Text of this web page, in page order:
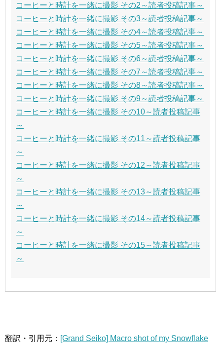
コーヒーと時計を一緒に撮影 その2～読者投稿記事～
コーヒーと時計を一緒に撮影 その3～読者投稿記事～
コーヒーと時計を一緒に撮影 その4～読者投稿記事～
コーヒーと時計を一緒に撮影 その5～読者投稿記事～
コーヒーと時計を一緒に撮影 その6～読者投稿記事～
コーヒーと時計を一緒に撮影 その7～読者投稿記事～
コーヒーと時計を一緒に撮影 その8～読者投稿記事～
コーヒーと時計を一緒に撮影 その9～読者投稿記事～
コーヒーと時計を一緒に撮影 その10～読者投稿記事
～
コーヒーと時計を一緒に撮影 その11～読者投稿記事
～
コーヒーと時計を一緒に撮影 その12～読者投稿記事
～
コーヒーと時計を一緒に撮影 その13～読者投稿記事
～
コーヒーと時計を一緒に撮影 その14～読者投稿記事
～
コーヒーと時計を一緒に撮影 その15～読者投稿記事
～
翻訳・引用元： [Grand Seiko] Macro shot of my Snowflake